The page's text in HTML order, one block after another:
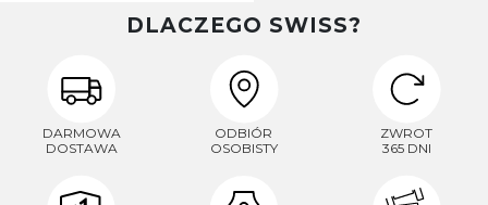
DLACZEGO SWISS?
DARMOWA
DOSTAWA
ODBIÓR
OSOBISTY
ZWROT
365 DNI